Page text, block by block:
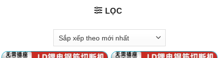
LỌC